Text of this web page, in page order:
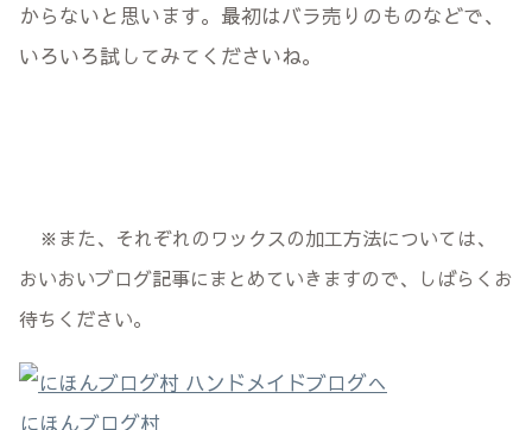
からないと思います。最初はバラ売りのものなどで、
いろいろ試してみてくださいね。
※また、それぞれのワックスの加工方法については、
おいおいブログ記事にまとめていきますので、しばらくお
待ちください。
にほんブログ村